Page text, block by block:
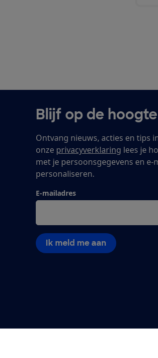
Blijf op de hoogte
Ontvang nieuws, acties en tips
onze privacyverklaring lees je
met je persoonsgegevens en e-
personaliseren.
E-mailadres
Ik meld me aan